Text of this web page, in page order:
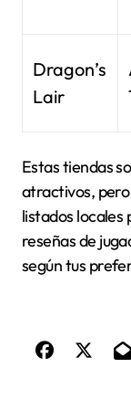
Dragon’s
Lair
Estas tiendas
atractivos,
listados locales
reseñas de
según tus